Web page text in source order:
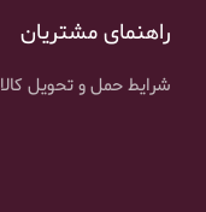
راهنمای مشتریان
شرایط حمل و تحویل کالا